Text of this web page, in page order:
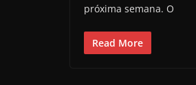
próxima semana. O
Read More